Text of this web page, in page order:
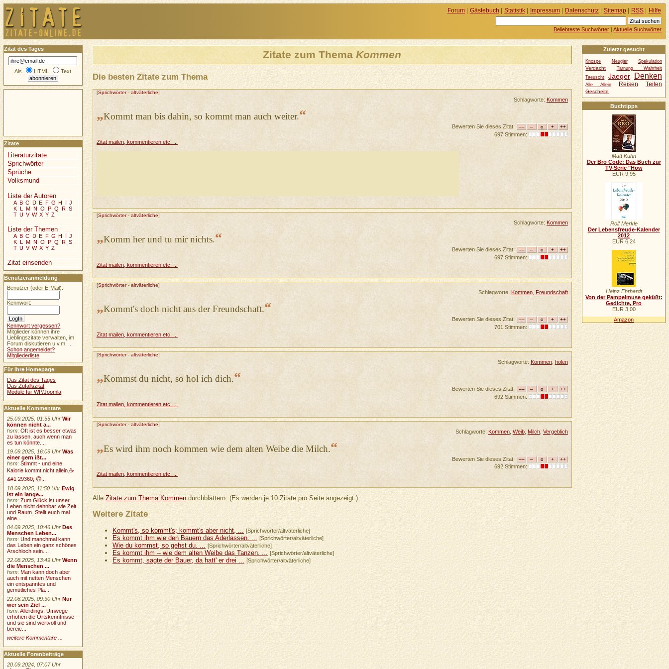
Zitate zum ThemaKommen
Die besten Zitate zum Thema
[Sprichwörter- altväterliche]
Schlagworte: Kommen
„Kommt man bis dahin, so kommt man auch weiter.“
Bewerten Sie dieses Zitat:
697 Stimmen:
Zitat mailen, kommentieren etc. ...
[Sprichwörter- altväterliche]
Schlagworte: Kommen
„Komm her und tu mir nichts.“
Bewerten Sie dieses Zitat:
697 Stimmen:
Zitat mailen, kommentieren etc. ...
[Sprichwörter- altväterliche]
Schlagworte: Kommen,Freundschaft
„Kommt's doch nicht aus der Freundschaft.“
Bewerten Sie dieses Zitat:
701 Stimmen:
Zitat mailen, kommentieren etc. ...
[Sprichwörter- altväterliche]
Schlagworte: Kommen, holen
„Kommst du nicht, so hol ich dich.“
Bewerten Sie dieses Zitat:
692 Stimmen:
Zitat mailen, kommentieren etc. ...
[Sprichwörter- altväterliche]
Schlagworte: Kommen, Weib, Milch, Vergeblich
„Es wird ihm noch kommen wie dem alten Weibe die Milch.“
Bewerten Sie dieses Zitat:
692 Stimmen:
Zitat mailen, kommentieren etc. ...
AlleZitate zum Thema Kommendurchblättern. (Es werden je 10 Zitate pro Seite angezeigt.)
Weitere Zitate
Kommt's, so kommt's; kommt's aber nicht, ... [Sprichwörter/altväterliche]
Es kommt ihm wie den Bauern das Aderlassen. ... [Sprichwörter/altväterliche]
Wie du kommst, so gehst du. ... [Sprichwörter/altväterliche]
Es kommt ihm -- wie dem alten Weibe das Tanzen. ... [Sprichwörter/altväterliche]
Es kommt, sagte der Bauer, da hatt' er drei ... [Sprichwörter/altväterliche]
Zuletzt gesucht
Knospe Neugier Spekulation
Verdacht
Tarnung Wahrheit
Taeuscht
Jaeger Denken
Alle Allein Reisen Teilen
Gescheite
Buchtipps
Matt Kuhn
Der Bro Code: Das Buch zur
TV-Serie "How
EUR 9,95
Rolf Merkle
Der Lebensfreude-Kalender
2012
EUR 6,24
Heinz Ehrhardt
Von der Pampelmuse geküßt:
Gedichte, Pro
EUR 3,00
Amazon
Zitat des Tages
Als HTML Text
Zitate
Literaturzitate
Sprichwörter
Sprüche
Volksmund
Liste der Autoren
A B C D E F G H I J
K L M N O P Q R S
T U V W X Y Z
Liste der Themen
A B C D E F G H I J
K L M N O P Q R S
T U V W X Y Z
Zitat einsenden
Benutzeranmeldung
Benutzer (oder E-Mail):
Kennwort:
Kennwort vergessen?
Mitglieder können ihre
Lieblingszitate verwalten, im
Forum diskutieren u.v.m. ...
Schon angemeldet?
Mitgliederliste
Für Ihre Homepage
Das Zitat des Tages
Das Zufallszitat
Module für WP/Joomla
Aktuelle Kommentare
25.09.2025, 01:55 Uhr Wir
können nicht a...
hsm:Oft ist es besser etwas
zu lassen, auch wenn man
es tun könnte....
19.09.2025, 16:09 Uhr Was
einer gern ißt...
hsm:Stimmt - und eine
Kalorie kommt nicht allein.☕
&#1 29360; 🙃...
18.09.2025, 11:50 Uhr Ewig
ist ein lange...
hsm:Zum Glück ist unser
Leben nicht dehnbar wie Zeit
und Raum. Stellt euch mal
eine...
04.09.2025, 10:46 Uhr Des
Menschen Leben...
hsm:Und manchmal kann
das Leben ein ganz schönes
Arschloch sein....
22.08.2025, 13:49 Uhr Wenn
die Menschen ...
hsm:Man kann doch aber
auch mit netten Menschen
ein entspanntes und
gemütliches Pla...
22.08.2025, 09:30 Uhr Nur
wer sein Ziel ...
hsm:Allerdings: Umwege
erhöhen die Ortskenntnisse -
und sie sind wertvoll und
bereic...
weitere Kommentare ...
Aktuelle Forenbeiträge
20.09.2024, 07:07 Uhr
Forum| Gästebuch | Statistik| Impressum| Datenschutz| Sitemap| RSS| Hilfe
Beliebteste Suchwörter |Aktuelle Suchwörter